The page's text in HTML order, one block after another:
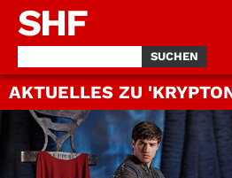
SHF
AKTUELLES ZU